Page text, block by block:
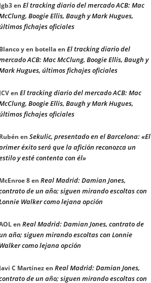
en El tracking diario del mercado ACB: Mac
Boogie Ellis, Baugh y Mark Hugues,
fichajes oficiales
y en botellaen El tracking diario del
ACB: Mac McClung, Boogie Ellis, Baugh y
Hugues, últimos fichajes oficiales
en El tracking diario del mercado ACB: Mac
Boogie Ellis, Baugh y Mark Hugues,
fichajes oficiales
en Sekulic, presentado en el Barcelona: «El
éxito será que la afición reconozca un
y esté contenta con él»
8en Real Madrid: Damian Jones,
de un año; siguen mirando escoltas con
Walker como lejana opción
en Real Madrid: Damian Jones, contrato de
año; siguen mirando escoltas con Lonnie
como lejana opción
C Martínezen Real Madrid: Damian Jones,
de un año; siguen mirando escoltas con